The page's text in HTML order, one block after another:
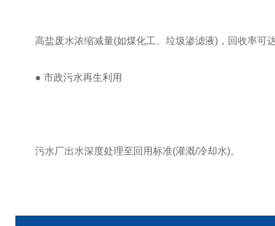
高盐废水浓缩减量(如煤化工、垃圾渗滤液)，回收率可
● ​​市政污水再生利用​​
污水厂出水深度处理至回用标准(灌溉/冷却水)。